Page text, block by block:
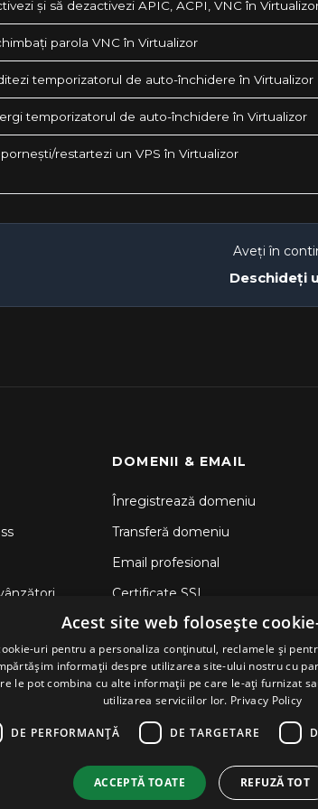
și să dezactivezi APIC, ACPI, VNC în
parola VNC în Virtualizor
temporizatorul de auto-închidere în Virtualizor
temporizatorul de auto-închidere în Virtualizor
restartezi un VPS în Virtualizor
Aveți în
Deschideți
DOMENII & EMAIL
Înregistrează domeniu
Transferă domeniu
Email profesional
Certificate SSL
Acest site web folosește
uri pentru a personaliza conținutul, reclamele și
informații despre utilizarea site-ului nostru cu
le pot combina cu alte informații pe care le-ați furnizat
utilizarea serviciilor lor. Privacy Policy
DE PERFORMANȚĂ DE TARGETARE
ACCEPTĂ TOATE REFUZĂ TOT